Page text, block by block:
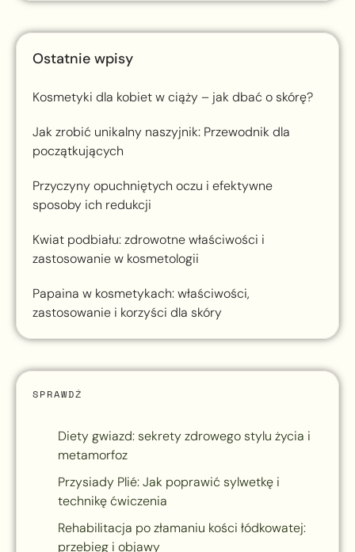
Ostatnie wpisy
Kosmetyki dla kobiet w ciąży – jak dbać o skórę?
Jak zrobić unikalny naszyjnik: Przewodnik dla
początkujących
Przyczyny opuchniętych oczu i efektywne
sposoby ich redukcji
Kwiat podbiału: zdrowotne właściwości i
zastosowanie w kosmetologii
Papaina w kosmetykach: właściwości,
zastosowanie i korzyści dla skóry
SPRAWDŹ
Diety gwiazd: sekrety zdrowego stylu życia i
metamorfoz
Przysiady Plié: Jak poprawić sylwetkę i
technikę ćwiczenia
Rehabilitacja po złamaniu kości łódkowatej:
przebieg i objawy